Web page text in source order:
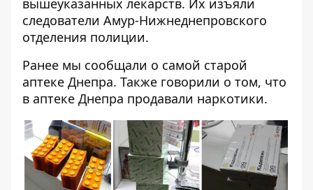
вышеуказанных лекарств. Их изъяли
следователи Амур-Нижнеднепровского
отделения полиции.
Ранее мы сообщали о самой старой
аптеке Днепра. Также говорили о том, что
в аптеке Днепра продавали наркотики.